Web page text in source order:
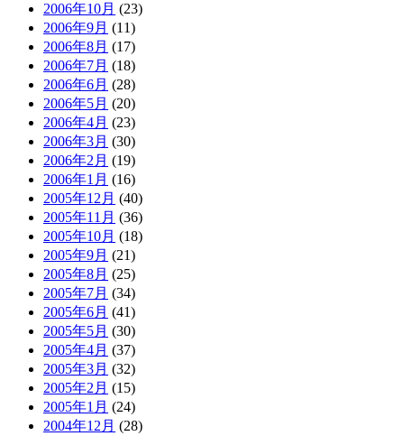
2006年10月 (23)
2006年9月 (11)
2006年8月 (17)
2006年7月 (18)
2006年6月 (28)
2006年5月 (20)
2006年4月 (23)
2006年3月 (30)
2006年2月 (19)
2006年1月 (16)
2005年12月 (40)
2005年11月 (36)
2005年10月 (18)
2005年9月 (21)
2005年8月 (25)
2005年7月 (34)
2005年6月 (41)
2005年5月 (30)
2005年4月 (37)
2005年3月 (32)
2005年2月 (15)
2005年1月 (24)
2004年12月 (28)